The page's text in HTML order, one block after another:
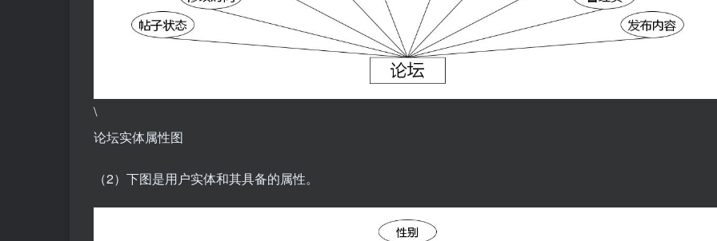
\
论坛实体属性图
（2）下图是用户实体和其具备的属性。